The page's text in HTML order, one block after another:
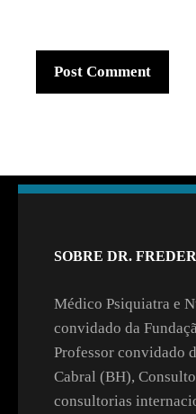
SOBRE DR.
Médico Psiquiatra e
convidado da
Professor convidado
Cabral (BH),
consultorias